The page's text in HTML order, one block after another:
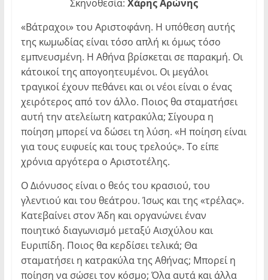
Σκηνοθεσία: Χάρης Αρώνης
«Βάτραχοι» του Αριστοφάνη. Η υπόθεση αυτής
της κωμωδίας είναι τόσο απλή κι όμως τόσο
εμπνευσμένη. Η Αθήνα βρίσκεται σε παρακμή. Οι
κάτοικοί της απογοητευμένοι. Οι μεγάλοι
τραγικοί έχουν πεθάνει και οι νέοι είναι ο ένας
χειρότερος από τον άλλο. Ποιος θα σταματήσει
αυτή την ατελείωτη κατρακύλα; Σίγουρα η
ποίηση μπορεί να δώσει τη λύση. «Η ποίηση είναι
για τους ευφυείς και τους τρελούς». Το είπε
χρόνια αργότερα ο Αριστοτέλης.
Ο Διόνυσος είναι ο θεός του κρασιού, του
γλεντιού και του θεάτρου. Ίσως και της «τρέλας».
Κατεβαίνει στον Άδη και οργανώνει έναν
ποιητικό διαγωνισμό μεταξύ Αισχύλου και
Ευριπίδη. Ποιος θα κερδίσει τελικά; Θα
σταματήσει η κατρακύλα της Αθήνας; Μπορεί η
ποίηση να σώσει τον κόσμο; Όλα αυτά και άλλα